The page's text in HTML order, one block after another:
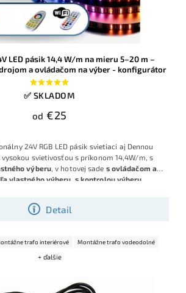
LED pásik 14,4 W/m na mieru 5–20 m –
a ovládačom na výber - konfigurátor
✅ SKLADOM
od €25
Detail
24V RGB LED pásik svietiaci aj Dennou
svietivosťou s príkonom 14,4W/m, s
výberu, v hotovej sade s ovládačom a
vlastného výberu, s kontrolou výberu
trafo interiérové Montážne trafo vodeodolné
+ ďalšie